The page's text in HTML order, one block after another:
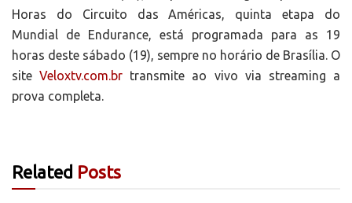
Horas do Circuito das Américas, quinta etapa do
Mundial de Endurance, está programada para as 19
horas deste sábado (19), sempre no horário de Brasília. O
siteVeloxtv.com.br transmite ao vivo via streaming a
prova completa.
Related Posts